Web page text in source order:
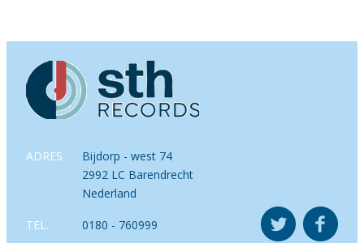
ADRES
Bijdorp - west 74
2992 LC Barendrecht
Nederland
TEL. 0180 - 760999